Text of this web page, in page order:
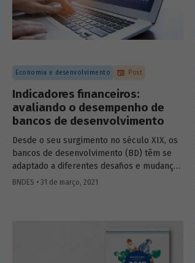
Economia e desenvolvimento Post
Indicadores financeiros:
avaliando o desempenho de
bancos de desenvolvimento
Desde o seu surgimento no século XIX, os
bancos de desenvolvimento (BD) têm se
adaptado a diferentes desafios e mudanças
ocorridas no mundo ao longo dos anos.
BNDES e de bancos de desenvolvimento
internacionais entre 2015 e 2019
, publicado
na Revista do BNDES 54, compara BDs do
BNDES • 31 de março, 2021